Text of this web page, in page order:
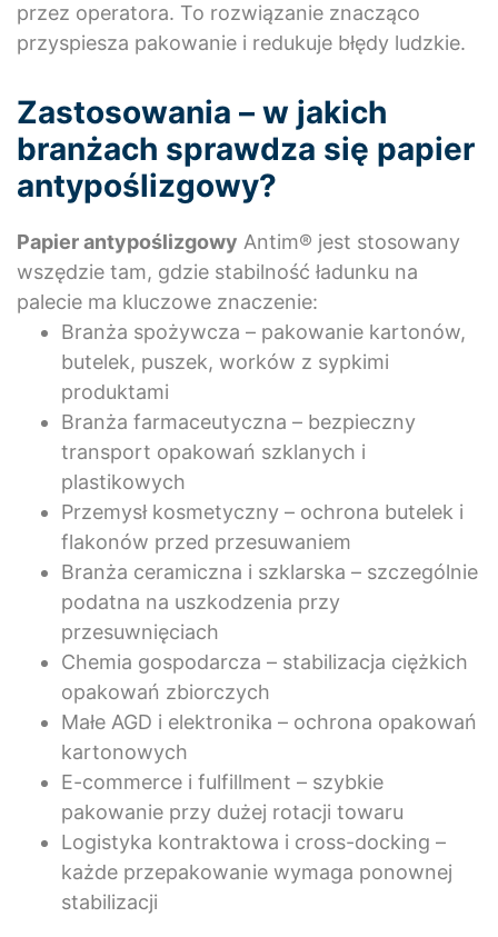
przez operatora. To rozwiązanie znacząco
przyspiesza pakowanie i redukuje błędy ludzkie.
Zastosowania – w jakich
branżach sprawdza się papier
antypoślizgowy?
Papier antypoślizgowy Antim® jest stosowany
wszędzie tam, gdzie stabilność ładunku na
palecie ma kluczowe znaczenie:
Branża spożywcza – pakowanie kartonów,
butelek, puszek, worków z sypkimi
produktami
Branża farmaceutyczna – bezpieczny
transport opakowań szklanych i
plastikowych
Przemysł kosmetyczny – ochrona butelek i
flakonów przed przesuwaniem
Branża ceramiczna i szklarska – szczególnie
podatna na uszkodzenia przy
przesuwnięciach
Chemia gospodarcza – stabilizacja ciężkich
opakowań zbiorczych
Małe AGD i elektronika – ochrona opakowań
kartonowych
E-commerce i fulfillment – szybkie
pakowanie przy dużej rotacji towaru
Logistyka kontraktowa i cross-docking –
każde przepakowanie wymaga ponownej
stabilizacji